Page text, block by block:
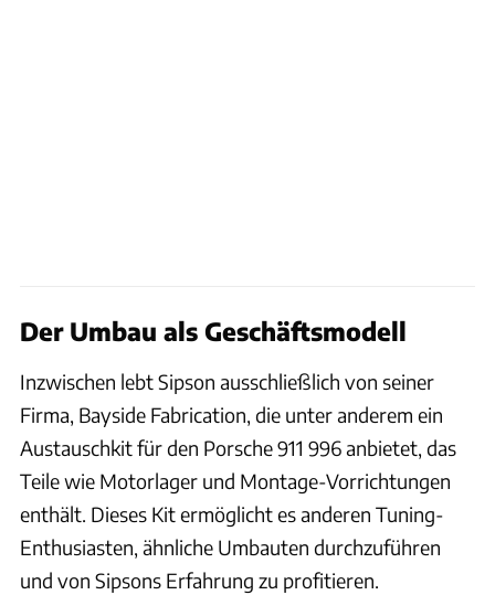
Der Umbau als Geschäftsmodell
Inzwischen lebt Sipson ausschließlich von seiner
Firma, Bayside Fabrication, die unter anderem ein
Austauschkit für den Porsche 911 996 anbietet, das
Teile wie Motorlager und Montage-Vorrichtungen
enthält. Dieses Kit ermöglicht es anderen Tuning-
Enthusiasten, ähnliche Umbauten durchzuführen
und von Sipsons Erfahrung zu profitieren.